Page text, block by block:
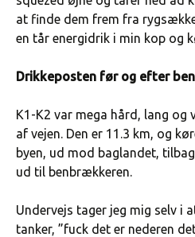
at finde dem frem fra
en tår energidrik i min kop og
Drikkeposten før og efter
K1-K2 var mega hård, lang og
af vejen. Den er 11.3 km, og
byen, ud mod baglandet,
ud til benbrækkeren.
Undervejs tager jeg mig selv i
tanker, ”fuck det er nederen